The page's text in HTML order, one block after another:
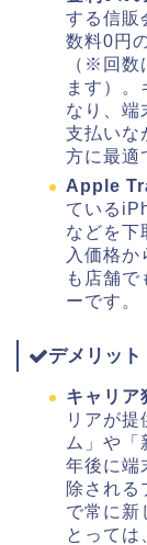
する信販
数料0円
（※回数
ます）
なり、端
支払いな
方に最適
Apple
ている
などを下
入価格
も店舗で
ーです。
デメリット
キャリア
リアが提
ム」や
年後に端
除される
で常に新
とっては